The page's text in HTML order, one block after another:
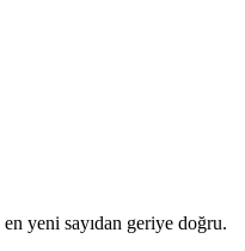
yeni sayıdan geriye doğru.